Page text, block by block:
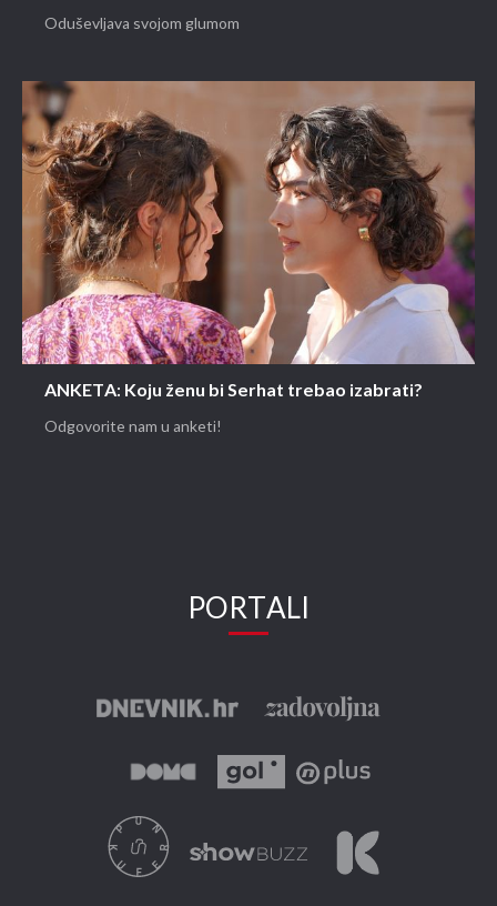
Oduševljava svojom glumom
ANKETA: Koju ženu bi Serhat trebao izabrati?
Odgovorite nam u anketi!
PORTALI